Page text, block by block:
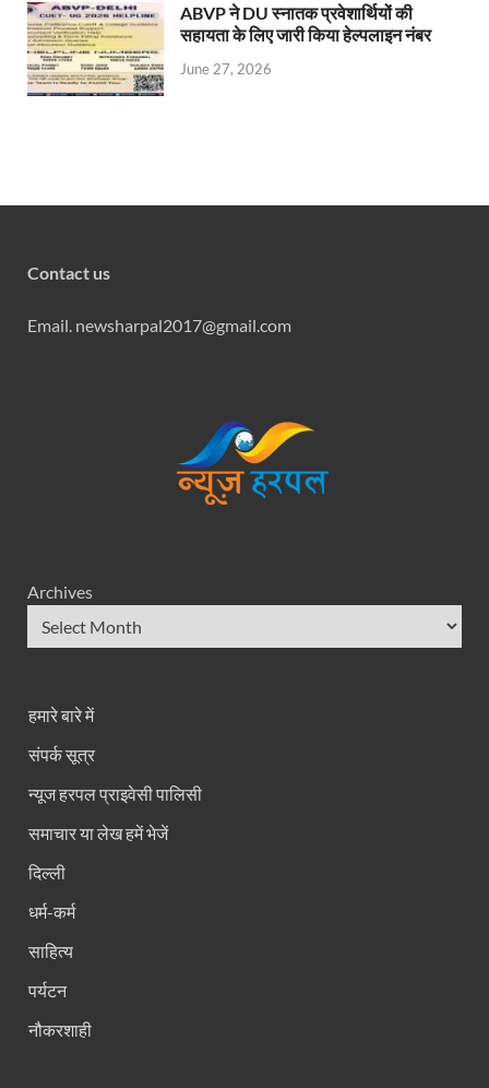
ABVP ने DU स्नातक प्रवेशार्थियों की
सहायता के लिए जारी किया हेल्पलाइन नंबर
June 27, 2026
Contact us
Email. newsharpal2017@gmail.com
Archives
हमारे बारे में
संपर्क सूत्र
न्यूज हरपल प्राइवेसी पालिसी
समाचार या लेख हमें भेजें
दिल्ली
धर्म-कर्म
साहित्य
पर्यटन
नौकरशाही